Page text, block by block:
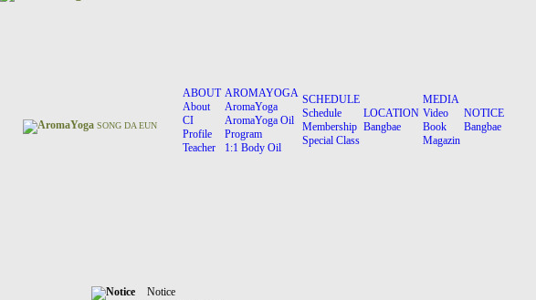
AromaYoga SONG DA EUN
ABOUT
About
CI
Profile
Teacher
AROMAYOGA
AromaYoga
AromaYoga Oil
Program
1:1 Body Oil
SCHEDULE
Schedule
Membership
Special Class
LOCATION
Bangbae
MEDIA
Video
Book
Magazin
NOTICE
Bangbae
Notice
Notice